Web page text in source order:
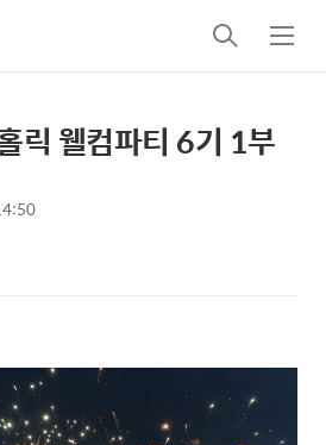
검
색
메
뉴
릭 웰컴파티 6기 1부